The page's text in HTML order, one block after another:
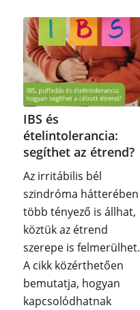
IBS és
ételintolerancia:
segíthet az étrend?
Az irritábilis bél
szindróma hátterében
több tényező is állhat,
köztük az étrend
szerepe is felmerülhet.
A cikk közérthetően
bemutatja, hogyan
kapcsolódhatnak